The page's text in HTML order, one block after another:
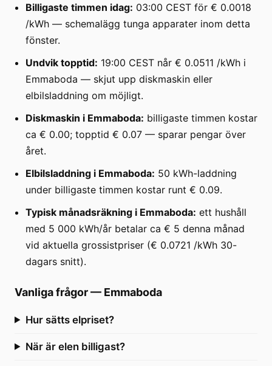
Billigaste timmen idag: 03:00 CEST för € 0.0018
/kWh — schemalägg tunga apparater inom detta
fönster.
Undvik topptid: 19:00 CEST når € 0.0511 /kWh i
Emmaboda — skjut upp diskmaskin eller
elbilsladdning om möjligt.
Diskmaskin i Emmaboda: billigaste timmen kostar
ca € 0.00; topptid € 0.07 — sparar pengar över
året.
Elbilsladdning i Emmaboda: 50 kWh-laddning
under billigaste timmen kostar runt € 0.09.
Typisk månadsräkning i Emmaboda: ett hushåll
med 5 000 kWh/år betalar ca € 5 denna månad
vid aktuella grossistpriser (€ 0.0721 /kWh 30-
dagars snitt).
Vanliga frågor— Emmaboda
Hur sätts elpriset?
När är elen billigast?